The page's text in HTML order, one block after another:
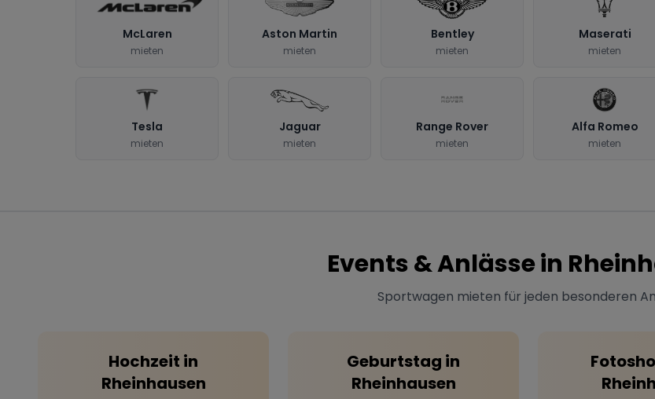
McLaren
mieten
Aston Martin
mieten
Bentley
mieten
Maserati
mieten
Tesla
mieten
Jaguar
mieten
Range Rover
mieten
Alfa Romeo
mieten
Events & Anlässe in
Sportwagen mieten für jeden besonderen
Hochzeit in
Rheinhausen
Geburtstag in
Rheinhausen